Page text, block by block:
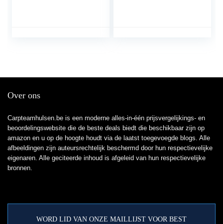
Over ons
Carpteamhulsen.be is een moderne alles-in-één prijsvergelijkings- en
beoordelingswebsite die de beste deals biedt die beschikbaar zijn op
amazon en u op de hoogte houdt via de laatst toegevoegde blogs. Alle
afbeeldingen zijn auteursrechtelijk beschermd door hun respectievelijke
eigenaren. Alle geciteerde inhoud is afgeleid van hun respectievelijke
bronnen.
WORD LID VAN ONZE MAILLIJST VOOR BEST